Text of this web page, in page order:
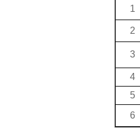
1
2
3
4
5
6